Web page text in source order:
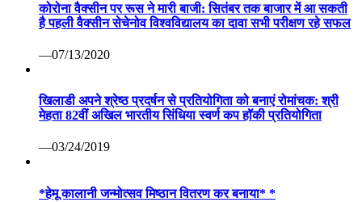
कोरोना वैक्सीन पर रूस ने मारी बाजी: सितंबर तक बाजार में आ सकती
है पहली वैक्सीन सेचेनोव विश्वविद्यालय का दावा सभी परीक्षण रहे सफल
—07/13/2020
खिलाडी अपने श्रेष्ठ प्रदर्षन से प्रतियोगिता को बनाएं रोमांचक: श्री
मेहता 82वीं अखिल भारतीय सिंधिया स्वर्ण कप हॉकी प्रतियोगिता
—03/24/2019
*हेमू कालानी जन्मोत्सव मिष्ठान वितरण कर बनाया* *